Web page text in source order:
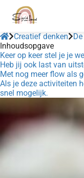
Creatief denken
Inhoudsopgave
Keer op keer stel je je
Heb jij ook last van
Met nog meer flow als
Als je deze activiteiten
snel mogelijk.